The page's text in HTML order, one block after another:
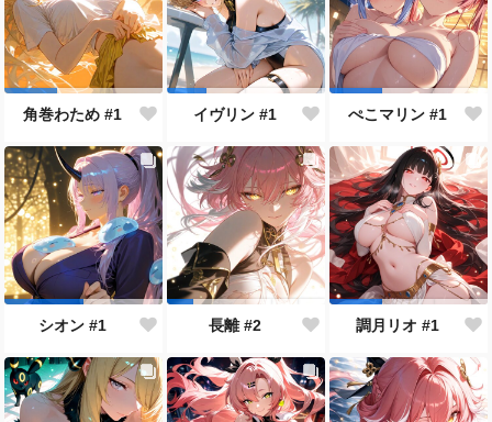
角巻わため #1 イヴリン #1 ぺこマリン #1
シオン #1 長離 #2 調月リオ #1